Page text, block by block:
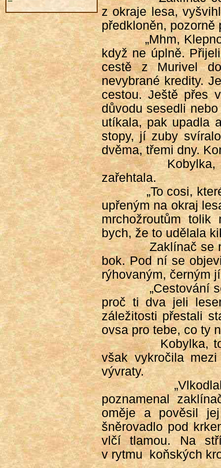
z okraje lesa,
předkloněn, pozorně
„Mhm,
když ne úplně.
cestě z Murivel
nevybrané kredity.
cestou. Ještě přes
důvodu sesedli
utíkala, pak upadla
stopy, jí zuby
dvěma, třemi dny.
zařehtala.
„To cosi,
upřeným na okraj
mrchožroutům
bych, že to udělala
Zaklínač se
bok. Pod ní se
rýhovaným, černým
„Cestování
proč ti dva jeli
záležitosti přestali
ovsa pro tebe, co ty
Kobylka,
však vykročila
vývraty.
poznamenal
oměje a pověsil
šněrovadlo pod
vlčí tlamou. Na
v rytmu koňských